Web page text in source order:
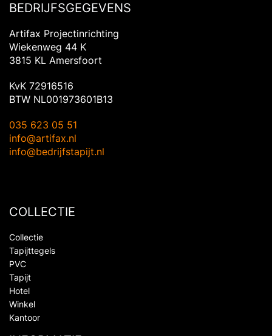
BEDRIJFSGEGEVENS
Artifax Projectinrichting
Wiekenweg 44 K
3815 KL Amersfoort
KvK 72916516
BTW NL001973601B13
035 623 05 51
info@artifax.nl
info@bedrijfstapijt.nl
COLLECTIE
Collectie
Tapijttegels
PVC
Tapijt
Hotel
Winkel
Kantoor